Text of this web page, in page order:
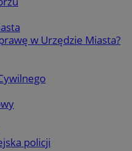
w Urzędzie Miasta?
policji